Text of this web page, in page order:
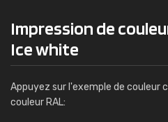
Impression de
Ice white
Appuyez sur l'exemple de couleur
couleur RAL: